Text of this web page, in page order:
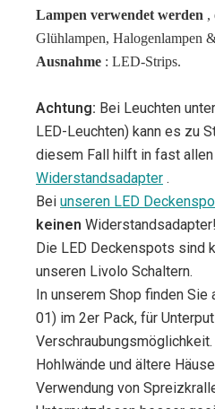
Lampen verwendet werden ,
Glühlampen, Halogenlampen
Ausnahme : LED-Strips.
Achtung: Bei Leuchten
LED-Leuchten) kann es zu
diesem Fall hilft in fast
Widerstandsadapter .
Bei unseren LED
keinen Widerstandsadapter!
Die LED Deckenspots sind
unseren Livolo Schaltern.
In unserem Shop finden Sie
01) im 2er Pack, für
Hohlwände und ältere
Verwendung von